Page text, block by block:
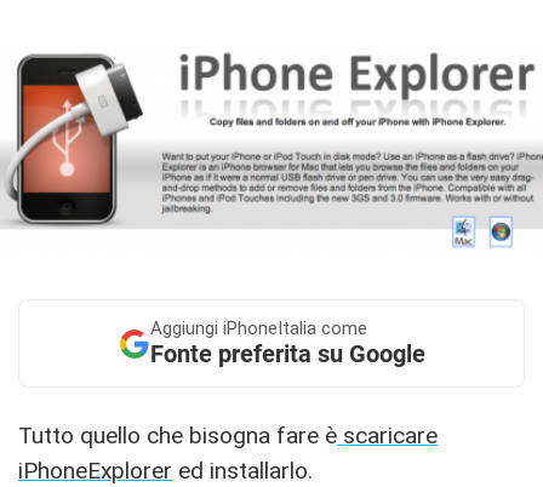
Aggiungi iPhoneItalia come
Fonte preferita su Google
Tutto quello che bisogna fare è scaricare
iPhoneExplorer ed installarlo.